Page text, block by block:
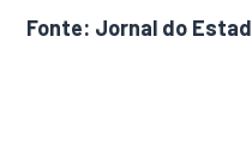
Fonte: Jornal do